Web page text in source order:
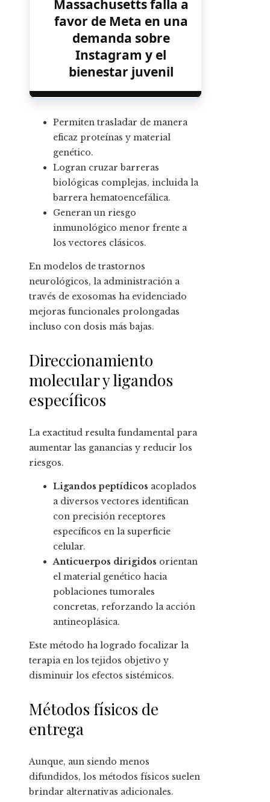
Massachusetts falla a
favor de Meta en una
demanda sobre
Instagram y el
bienestar juvenil
Permiten trasladar de manera
eficaz proteínas y material
genético.
Logran cruzar barreras
biológicas complejas, incluida la
barrera hematoencefálica.
Generan un riesgo
inmunológico menor frente a
los vectores clásicos.
En modelos de trastornos
neurológicos, la administración a
través de exosomas ha evidenciado
mejoras funcionales prolongadas
incluso con dosis más bajas.
Direccionamiento
molecular y ligandos
específicos
La exactitud resulta fundamental para
aumentar las ganancias y reducir los
riesgos.
Ligandos peptídicos acoplados
a diversos vectores identifican
con precisión receptores
específicos en la superficie
celular.
Anticuerpos dirigidos orientan
el material genético hacia
poblaciones tumorales
concretas, reforzando la acción
antineoplásica.
Este método ha logrado focalizar la
terapia en los tejidos objetivo y
disminuir los efectos sistémicos.
Métodos físicos de
entrega
Aunque, aun siendo menos
difundidos, los métodos físicos suelen
brindar alternativas adicionales.